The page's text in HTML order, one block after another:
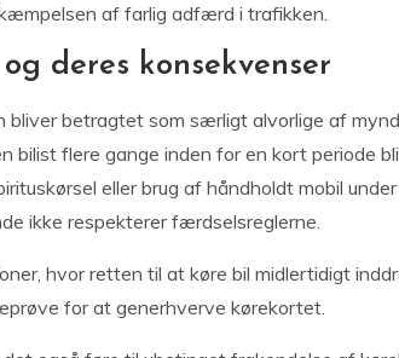
af farlig adfærd i trafikken.
deres konsekvenser
betragtet som særligt alvorlige af
bilist flere gange inden for en kort periode
eller brug af håndholdt mobil under
ikke respekterer færdselsreglerne.
hvor retten til at køre bil midlertidigt
for at generhverve kørekortet.